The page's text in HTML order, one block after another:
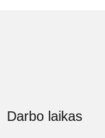
Darbo laikas